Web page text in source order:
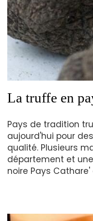
La truffe en
Pays de tradition
aujourd'hui pour
qualité. Plusieurs
département et
noire Pays